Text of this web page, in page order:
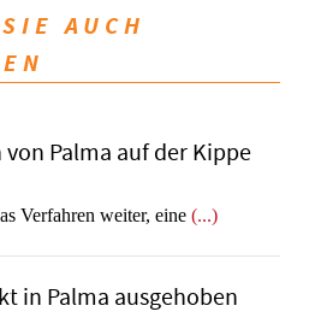
AUCH
Palma auf der Kippe
Verfahren weiter, eine (...)
in Palma ausgehoben